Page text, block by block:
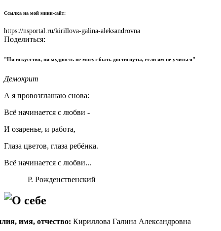
Ссылка на мой мини-сайт:
https://nsportal.ru/kirillova-galina-aleksandrovna
Поделиться:
"Ни искусство, ни мудрость не могут быть достигнуты, если им не учиться"
Демокрит
А я провозглашаю снова:
Всё начинается с любви -
И озаренье, и работа,
Глаза цветов, глаза ребёнка.
Всё начинается с любви...
Р. Рожденственский
О себе
имя, отчество: Кириллова Галина Александровна